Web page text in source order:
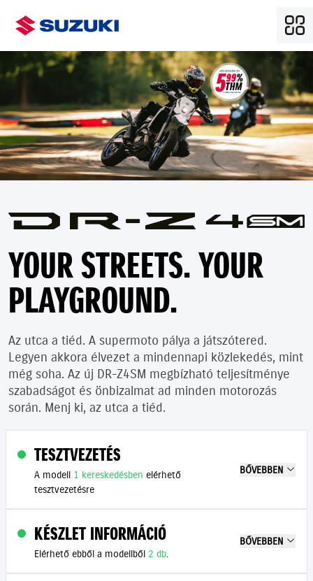
YOUR STREETS. YOUR
PLAYGROUND.
Az utca a tiéd. A supermoto pálya a játszótered.
Legyen akkora élvezet a mindennapi közlekedés, mint
még soha. Az új DR-Z4SM megbízható teljesítménye
szabadságot és önbizalmat ad minden motorozás
során. Menj ki, az utca a tiéd.
TESZTVEZETÉS
A modell 1 kereskedésben elérhető
tesztvezetésre
BŐVEBBEN
KÉSZLET INFORMÁCIÓ
Elérhető ebből a modellből 2 db.
BŐVEBBEN